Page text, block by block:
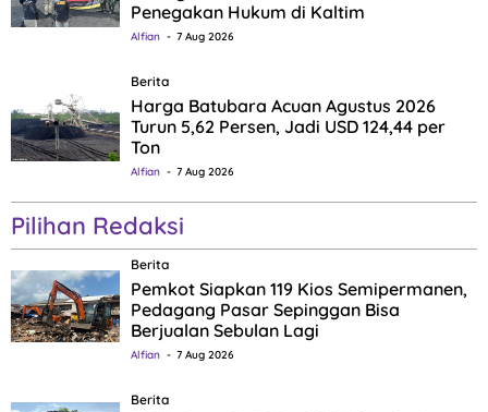
Penegakan Hukum di Kaltim
Alfian 7 Aug 2026
Berita
Harga Batubara Acuan Agustus 2026
Turun 5,62 Persen, Jadi USD 124,44 per
Ton
Alfian 7 Aug 2026
Pilihan Redaksi
Berita
Pemkot Siapkan 119 Kios Semipermanen,
Pedagang Pasar Sepinggan Bisa
Berjualan Sebulan Lagi
Alfian 7 Aug 2026
Berita